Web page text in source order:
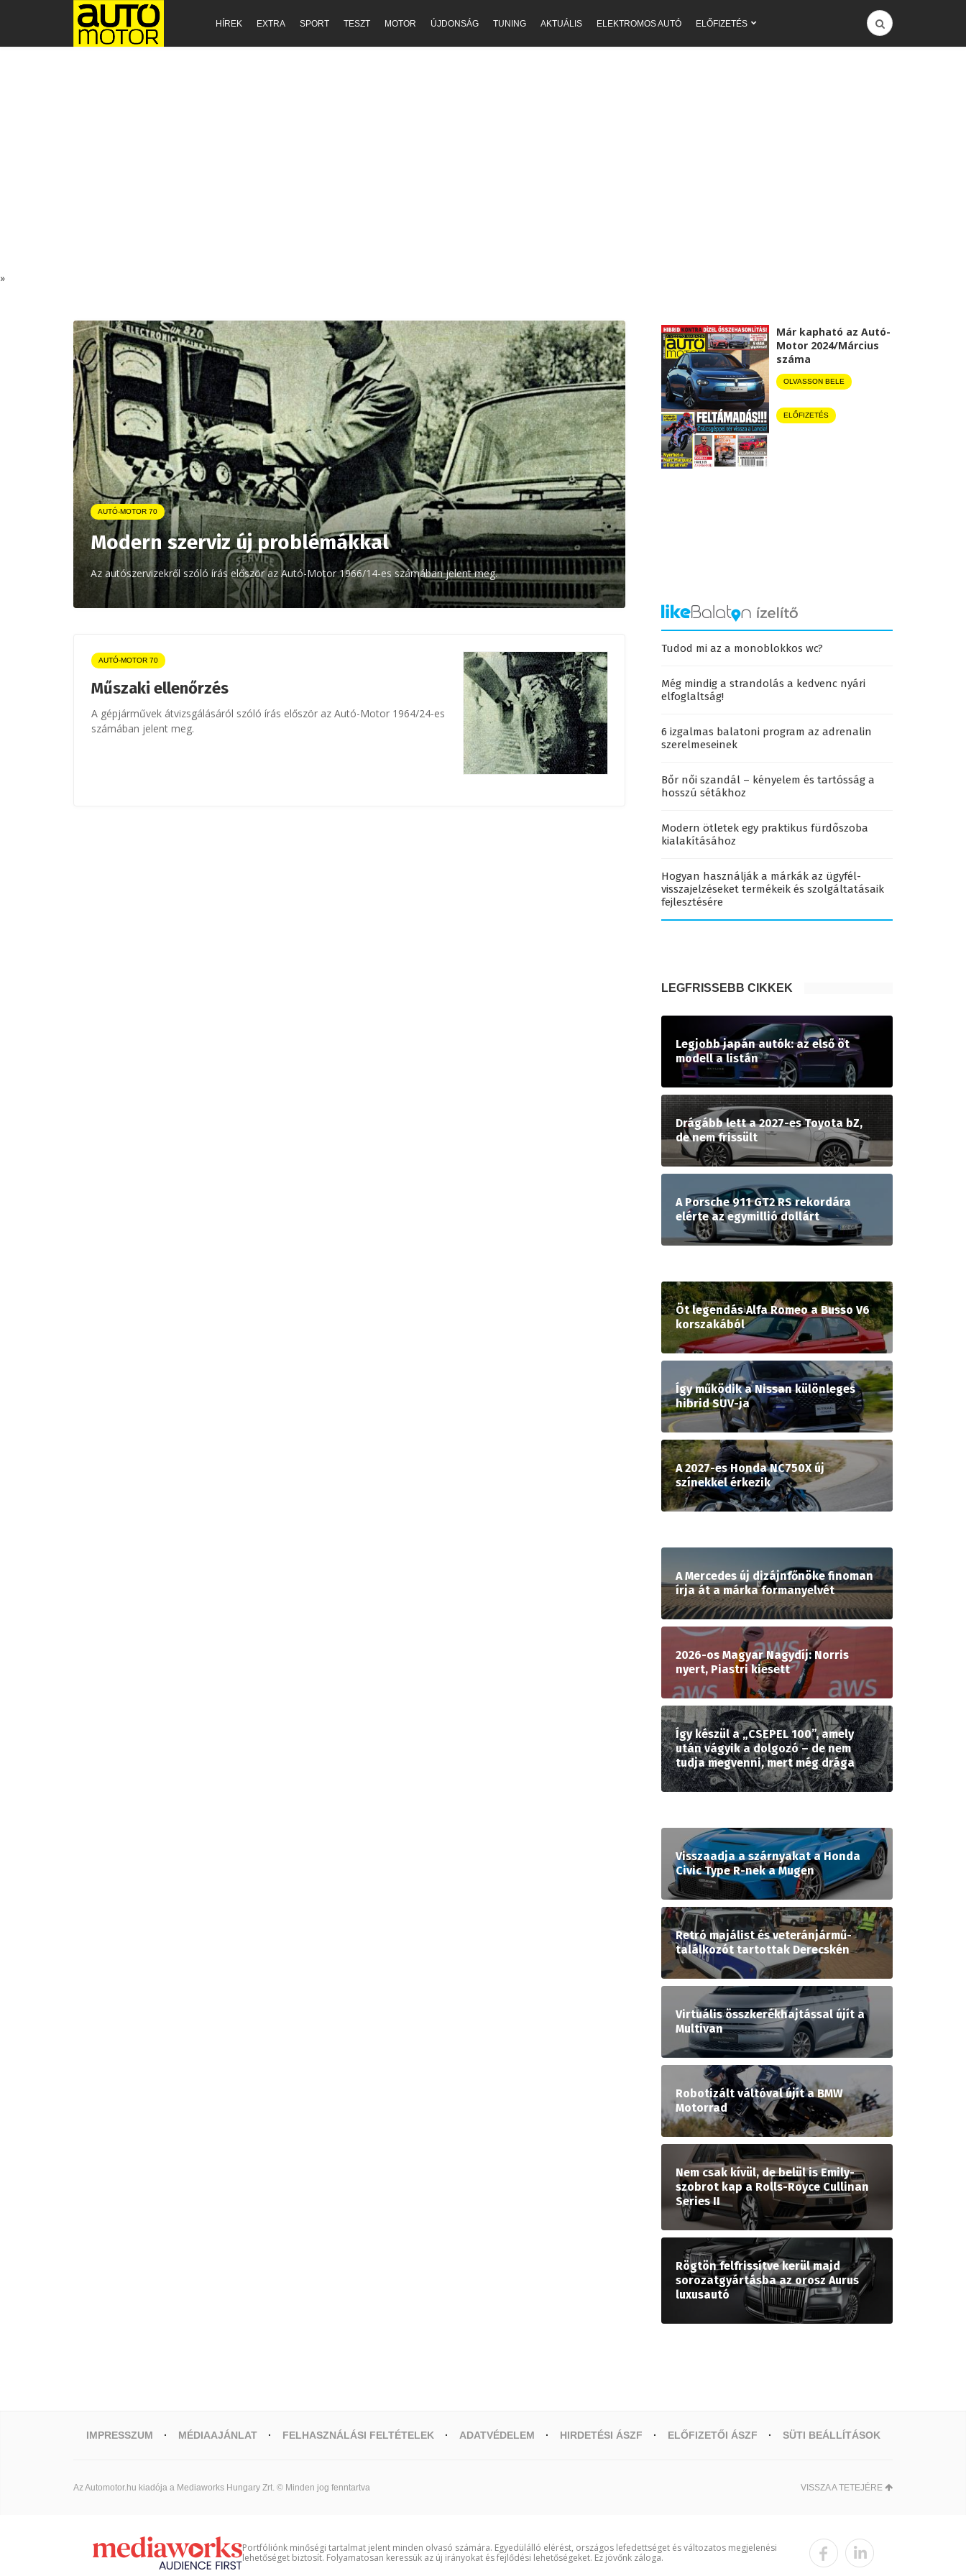
HÍREK EXTRA SPORT TESZT MOTOR ÚJDONSÁG TUNING AKTUÁLIS ELEKTROMOS AUTÓ ELŐFIZETÉS
»
AUTÓ-MOTOR 70
Modern szerviz új problémákkal
Az autószervizekről szóló írás először az Autó-Motor 1966/14-es számában jelent meg.
AUTÓ-MOTOR 70
Műszaki ellenőrzés
A gépjárművek átvizsgálásáról szóló írás először az Autó-Motor 1964/24-es
számában jelent meg.
Már kapható az Autó-
Motor 2024/Március
száma
OLVASSON BELE
ELŐFIZETÉS
Tudod mi az a monoblokkos wc?
Még mindig a strandolás a kedvenc nyári
elfoglaltság!
6 izgalmas balatoni program az adrenalin
szerelmeseinek
Bőr női szandál – kényelem és tartósság a
hosszú sétákhoz
Modern ötletek egy praktikus fürdőszoba
kialakításához
Hogyan használják a márkák az ügyfél-
visszajelzéseket termékeik és szolgáltatásaik
fejlesztésére
LEGFRISSEBB CIKKEK
Legjobb japán autók: az első öt
modell a listán
Drágább lett a 2027-es Toyota bZ,
de nem frissült
A Porsche 911 GT2 RS rekordára
elérte az egymillió dollárt
Öt legendás Alfa Romeo a Busso V6
korszakából
Így működik a Nissan különleges
hibrid SUV-ja
A 2027-es Honda NC750X új
színekkel érkezik
A Mercedes új dizájnfőnöke finoman
írja át a márka formanyelvét
2026-os Magyar Nagydíj: Norris
nyert, Piastri kiesett
Így készül a „CSEPEL 100”, amely
után vágyik a dolgozó – de nem
tudja megvenni, mert még drága
Visszaadja a szárnyakat a Honda
Civic Type R-nek a Mugen
Retró majálist és veteránjármű-
találkozót tartottak Derecskén
Virtuális összkerékhajtással újít a
Multivan
Robotizált váltóval újít a BMW
Motorrad
Nem csak kívül, de belül is Emily-
szobrot kap a Rolls-Royce Cullinan
Series II
Rögtön felfrissítve kerül majd
sorozatgyártásba az orosz Aurus
luxusautó
IMPRESSZUM MÉDIAAJÁNLAT FELHASZNÁLÁSI FELTÉTELEK ADATVÉDELEM HIRDETÉSI ÁSZF ELŐFIZETŐI ÁSZF SÜTI BEÁLLÍTÁSOK
Az Automotor.hu kiadója a Mediaworks Hungary Zrt. © Minden jog fenntartva VISSZA A TETEJÉRE
Portfóliónk minőségi tartalmat jelent minden olvasó számára. Egyedülálló elérést, országos lefedettséget és változatos megjelenési
lehetőséget biztosít. Folyamatosan keressük az új irányokat és fejlődési lehetőségeket. Ez jövőnk záloga.